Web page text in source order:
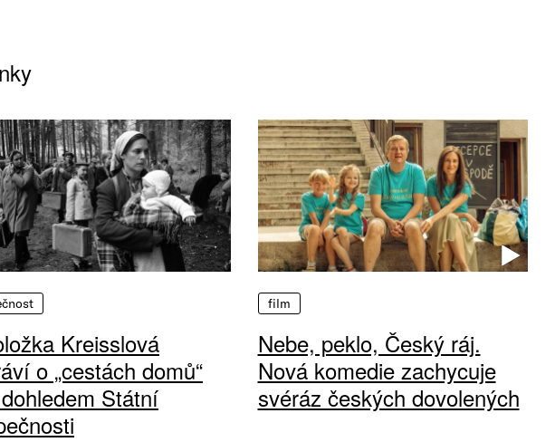
Kreisslová
o „cestách domů“
Státní
film
Nebe, peklo, Český ráj.
Nová komedie zachycuje
svéráz českých dovolených